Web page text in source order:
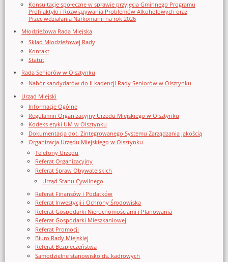
Konsultacje społeczne w sprawie przyjęcia Gminnego Programu
Profilaktyki i Rozwiązywania Problemów Alkoholowych oraz
Przeciwdziałania Narkomanii na rok 2026
Młodzieżowa Rada Miejska
Skład Młodzieżowej Rady
Kontakt
Statut
Rada Seniorów w Olsztynku
Nabór kandydatów do II kadencji Rady Seniorów w Olsztynku
Urząd Miejski
Informacje Ogólne
Regulamin Organizacyjny Urzedu Miejskiego w Olsztynku
Kodeks etyki UM w Olsztynku
Dokumentacja dot. Zintegrowanego Systemu Zarządzania Jakością
Organizacja Urzędu Miejskiego w Olsztynku
Telefony Urzędu
Referat Organizacyjny
Referat Spraw Obywatelskich
Urząd Stanu Cywilnego
Referat Finansów i Podatków
Referat Inwestycji i Ochrony Środowiska
Referat Gospodarki Nieruchomościami i Planowania
Referat Gospodarki Mieszkaniowej
Referat Promocji
Biuro Rady Miejskiej
Referat Bezpieczeństwa
Samodzielne stanowisko ds. kadrowych